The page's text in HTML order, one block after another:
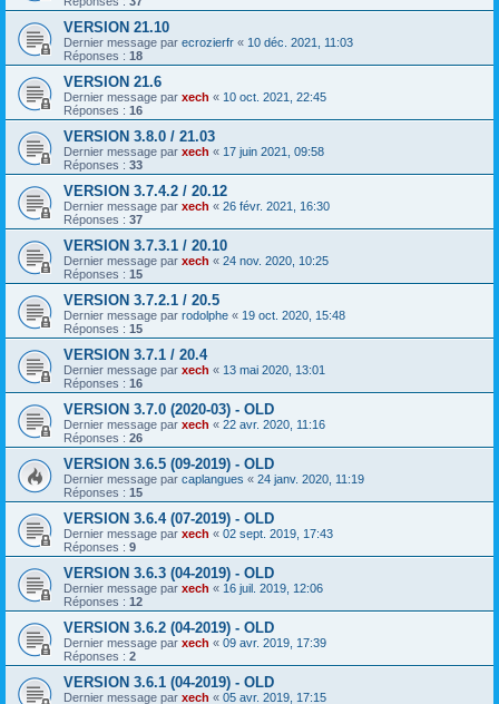
VERSION 21.10
Dernier message par ecrozierfr « 10 déc. 2021, 11:03
Réponses : 18
VERSION 21.6
Dernier message par xech « 10 oct. 2021, 22:45
Réponses : 16
VERSION 3.8.0 / 21.03
Dernier message par xech « 17 juin 2021, 09:58
Réponses : 33
VERSION 3.7.4.2 / 20.12
Dernier message par xech « 26 févr. 2021, 16:30
Réponses : 37
VERSION 3.7.3.1 / 20.10
Dernier message par xech « 24 nov. 2020, 10:25
Réponses : 15
VERSION 3.7.2.1 / 20.5
Dernier message par rodolphe « 19 oct. 2020, 15:48
Réponses : 15
VERSION 3.7.1 / 20.4
Dernier message par xech « 13 mai 2020, 13:01
Réponses : 16
VERSION 3.7.0 (2020-03) - OLD
Dernier message par xech « 22 avr. 2020, 11:16
Réponses : 26
VERSION 3.6.5 (09-2019) - OLD
Dernier message par caplangues « 24 janv. 2020, 11:19
Réponses : 15
VERSION 3.6.4 (07-2019) - OLD
Dernier message par xech « 02 sept. 2019, 17:43
Réponses : 9
VERSION 3.6.3 (04-2019) - OLD
Dernier message par xech « 16 juil. 2019, 12:06
Réponses : 12
VERSION 3.6.2 (04-2019) - OLD
Dernier message par xech « 09 avr. 2019, 17:39
Réponses : 2
VERSION 3.6.1 (04-2019) - OLD
Dernier message par xech « 05 avr. 2019, 17:15